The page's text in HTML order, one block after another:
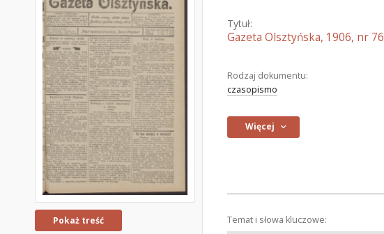
Pokaż treść
Tytuł:
Gazeta Olsztyńska, 1906, nr 76
Rodzaj dokumentu:
czasopismo
Więcej
Temat i słowa kluczowe: